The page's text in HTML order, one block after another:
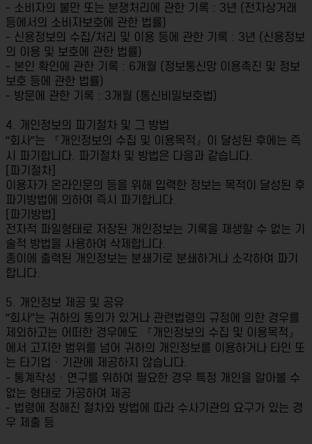
- 소비자의 불만 또는 분쟁처리에 관한 기록 : 3년 (전자상거래
등에서의 소비자보호에 관한 법률)
- 신용정보의 수집/처리 및 이용 등에 관한 기록 : 3년 (신용정보
의 이용 및 보호에 관한 법률)
- 본인 확인에 관한 기록 : 6개월 (정보통신망 이용촉진 및 정보
보호 등에 관한 법률)
- 방문에 관한 기록 : 3개월 (통신비밀보호법)
4. 개인정보의 파기절차 및 그 방법
“회사”는 『개인정보의 수집 및 이용목적』이 달성된 후에는 즉
시 파기합니다. 파기절차 및 방법은 다음과 같습니다.
[파기절차]
이용자가 온라인문의 등을 위해 입력한 정보는 목적이 달성된 후
파기방법에 의하여 즉시 파기합니다.
[파기방법]
전자적 파일형태로 저장된 개인정보는 기록을 재생할 수 없는 기
술적 방법을 사용하여 삭제합니다.
종이에 출력된 개인정보는 분쇄기로 분쇄하거나 소각하여 파기
합니다.
5. 개인정보 제공 및 공유
“회사”는 귀하의 동의가 있거나 관련법령의 규정에 의한 경우를
제외하고는 어떠한 경우에도 『개인정보의 수집 및 이용목적』
에서 고지한 범위를 넘어 귀하의 개인정보를 이용하거나 타인 또
는 타기업ㆍ기관에 제공하지 않습니다.
- 통계작성ㆍ연구를 위하여 필요한 경우 특정 개인을 알아볼 수
없는 형태로 가공하여 제공
- 법령에 정해진 절차와 방법에 따라 수사기관의 요구가 있는 경
우 제출 등